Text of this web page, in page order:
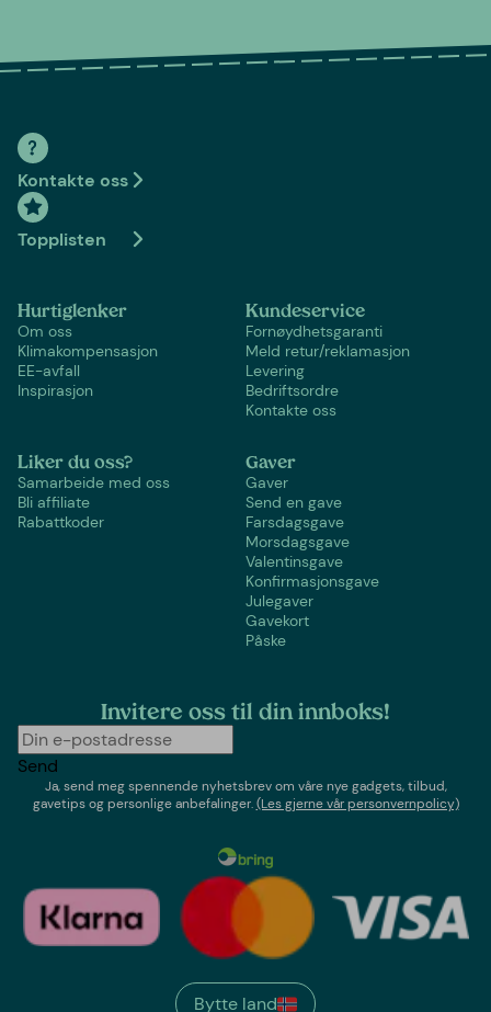
Kontakte oss
Topplisten
Hurtiglenker
Om oss
Klimakompensasjon
EE-avfall
Inspirasjon
Kundeservice
Fornøydhetsgaranti
Meld retur/reklamasjon
Levering
Bedriftsordre
Kontakte oss
Liker du oss?
Samarbeide med oss
Bli affiliate
Rabattkoder
Gaver
Gaver
Send en gave
Farsdagsgave
Morsdagsgave
Valentinsgave
Konfirmasjonsgave
Julegaver
Gavekort
Påske
Invitere oss til din innboks!
Send
Ja, send meg spennende nyhetsbrev om våre nye gadgets, tilbud,
gavetips og personlige anbefalinger.(Les gjerne vår personvernpolicy)
Bytte land